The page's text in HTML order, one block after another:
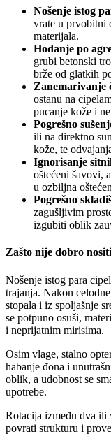
Nošenje istog
vrate u prvobitni
materijala.
Hodanje po
grubi betonski
brže od glatkih
Zanemarivanje
ostanu na
pucanje kože i
Pogrešno
ili na direktno
kože, te
Ignorisanje
oštećeni šavovi,
u ozbiljna
Pogrešno
zagušljivim
izgubiti oblik
Zašto nije dobro
Nošenje istog para
trajanja. Nakon
stopala i iz spoljašnje
se potpuno osuši,
i neprijatnim mirisima.
Osim vlage, stalno
habanje đona i
oblik, a udobnost se
upotrebe.
Rotacija između dva ili
povrati strukturu i